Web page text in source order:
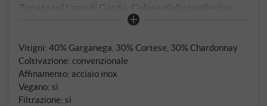
Zenato sul Lago di Garda. Colore giallo paglierino
con riflessi verdi. Aromi di pesca, fiori bianchi e un
un'acidità contenuta e una piacevole morbidezza. Un
vino bianco per la terrazza, con gli antipasti o come
aperitivo – leggero e di carattere. SUPERIORE.DE
Vitigni: 40% Garganega, 30% Cortese, 30% Chardonnay
Coltivazione: convenzionale
Affinamento: acciaio inox
Vegano: sì
Filtrazione: sì